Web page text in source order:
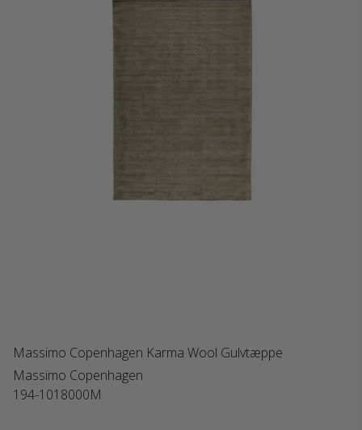
Massimo Copenhagen Karma Wool Gulvtæppe
Massimo Copenhagen
194-1018000M